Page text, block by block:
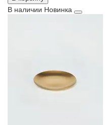
В наличии Новинка